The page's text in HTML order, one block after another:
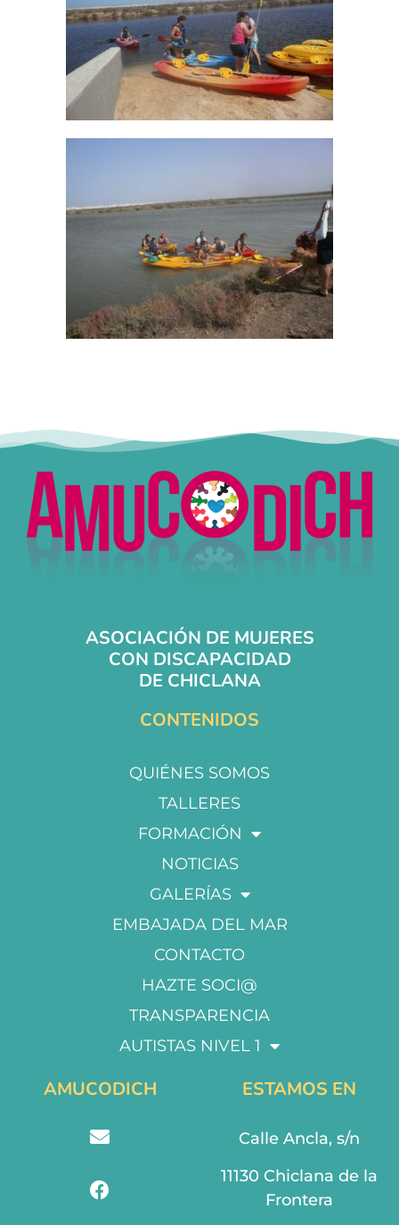
ASOCIACIÓN DE MUJERES
CON DISCAPACIDAD
DE CHICLANA
CONTENIDOS
QUIÉNES SOMOS
TALLERES
FORMACIÓN
NOTICIAS
GALERÍAS
EMBAJADA DEL MAR
CONTACTO
HAZTE SOCI@
TRANSPARENCIA
AUTISTAS NIVEL 1
AMUCODICH ESTAMOS EN
Calle Ancla, s/n
11130 Chiclana de la
Frontera